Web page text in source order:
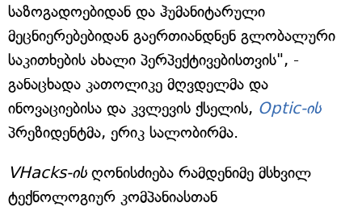
საზოგადოებიდან და ჰუმანიტარული
მეცნიერებებიდან გაერთიანდნენ გლობალური
საკითხების ახალი პერპექტივებისთვის", -
განაცხადა კათოლიკე მღვდელმა და
ინოვაციებისა და კვლევის ქსელის, Optic-ის
პრეზიდენტმა, ერიკ სალობირმა.
VHacks-ის ღონისძიება რამდენიმე მსხვილ
ტექნოლოგიურ კომპანიასთან